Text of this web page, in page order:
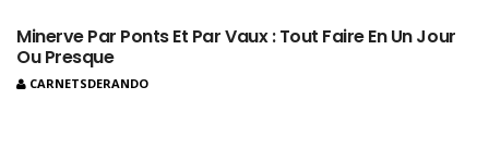
Minerve Par Ponts Et Par Vaux : Tout Faire En Un Jour
Ou Presque
CARNETSDERANDO